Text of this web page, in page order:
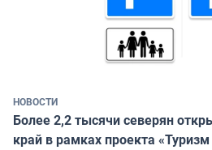
НОВОСТИ
Более 2,2 тысячи северян
край в рамках проекта